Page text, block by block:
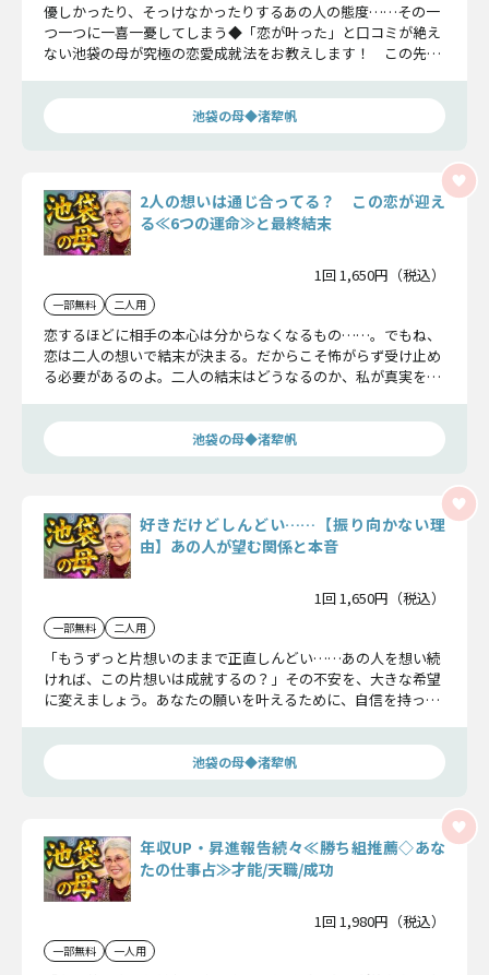
優しかったり、そっけなかったりするあの人の態度……その一
つ一つに一喜一憂してしまう◆「恋が叶った」と口コミが絶え
ない池袋の母が究極の恋愛成就法をお教えします！ この先訪
池袋の母◆渚犂帆
2人の想いは通じ合ってる？ この恋が迎え
る≪6つの運命≫と最終結末
1回 1,650円（税込）
一部無料 二人用
恋するほどに相手の本心は分からなくなるもの……。でもね、
恋は二人の想いで結末が決まる。だからこそ怖がらず受け止め
る必要があるのよ。二人の結末はどうなるのか、私が真実をお
池袋の母◆渚犂帆
好きだけどしんどい……【振り向かない理
由】あの人が望む関係と本音
1回 1,650円（税込）
一部無料 二人用
「もうずっと片想いのままで正直しんどい……あの人を想い続
ければ、この片想いは成就するの？」その不安を、大きな希望
に変えましょう。あなたの願いを叶えるために、自信を持って
池袋の母◆渚犂帆
年収UP・昇進報告続々≪勝ち組推薦◇あな
たの仕事占≫才能/天職/成功
1回 1,980円（税込）
一部無料 一人用